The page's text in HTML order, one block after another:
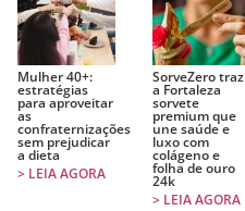
Mulher 40+:
estratégias
para aproveitar
as
confraternizações
sem prejudicar
a dieta
> LEIA AGORA
SorveZero traz
a Fortaleza
sorvete
premium que
une saúde e
luxo com
colágeno e
folha de ouro
24k
> LEIA AGORA